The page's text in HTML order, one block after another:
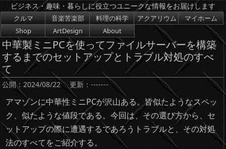
ビジネス・趣味・暮らしに役立つユニークな情報をお届けします
コンテンツへスキップ
クルマ 音楽苦楽部 料理の科学 アクアリウム
マイホーム
Shop
ArtDesign About
中華製ミニPCを使ってファイルサーバーを構築
するまでのセットアップとトラブル対処のすべ
て
公開： 2024/08/22更新： -------
アマゾンに中華性ミニPCが沢山ある。皆似たようなスペッ
ク、似たような値段である。今回は、その選び方から、セ
ットアップの際に遭遇するであろうトラブルと、その対処
法のすべてをご紹介する。